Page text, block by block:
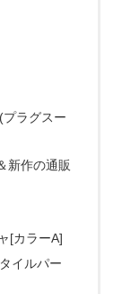
ラグスー
新作の通販
[カラーA]
イルパー